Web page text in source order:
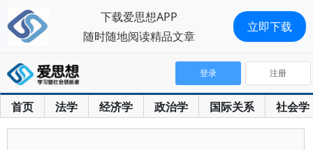
首页 法学 经济学 政治学 国际关系 社会学
登录 注册
下载爱思想APP
随时随地阅读精品文章
立即下载